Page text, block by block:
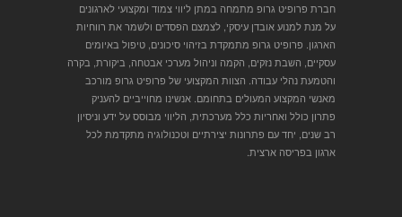
חברת פרופיט גרופ מתמחה במתן ליווי צמוד ומקצועי לארגונים
על מנת למנוע אובדן עיסקי, לצמצם הפסדים ולשמר את רווחיות
הארגון. פרופיט גרופ מתמקדת בזיהוי סיכונים, טיפול באיומים
עסקיים, השבת נזקים, הקמה וניהול מערכי אבטחה, ביקורת, בקרה
והטמעת נהלי עבודה. הצוות המקצועי של פרופיט גרופ מורכב
מאנשי המקצוע המעולים בתחומם. אנשינו מחוייביים להעניק
פתרון כולל ואחריות כלל מערכתית, הליווי מבוסס על ידע וניסיון
רב שנים, יחד עם פתרונות יצירתיים וטכנולוגיה מתקדמת לכל
ארגון בפריסה ארצית.